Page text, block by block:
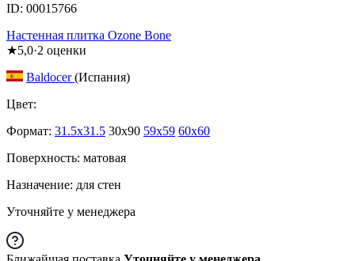
ID: 00015766
Настенная плитка Ozone Bone
★5,0·2 оценки
Baldocer(Испания)
Цвет:
Формат: 31.5x31.5 30x90 59x59 60x60
Поверхность: матовая
Назначение: для стен
Уточняйте у менеджера